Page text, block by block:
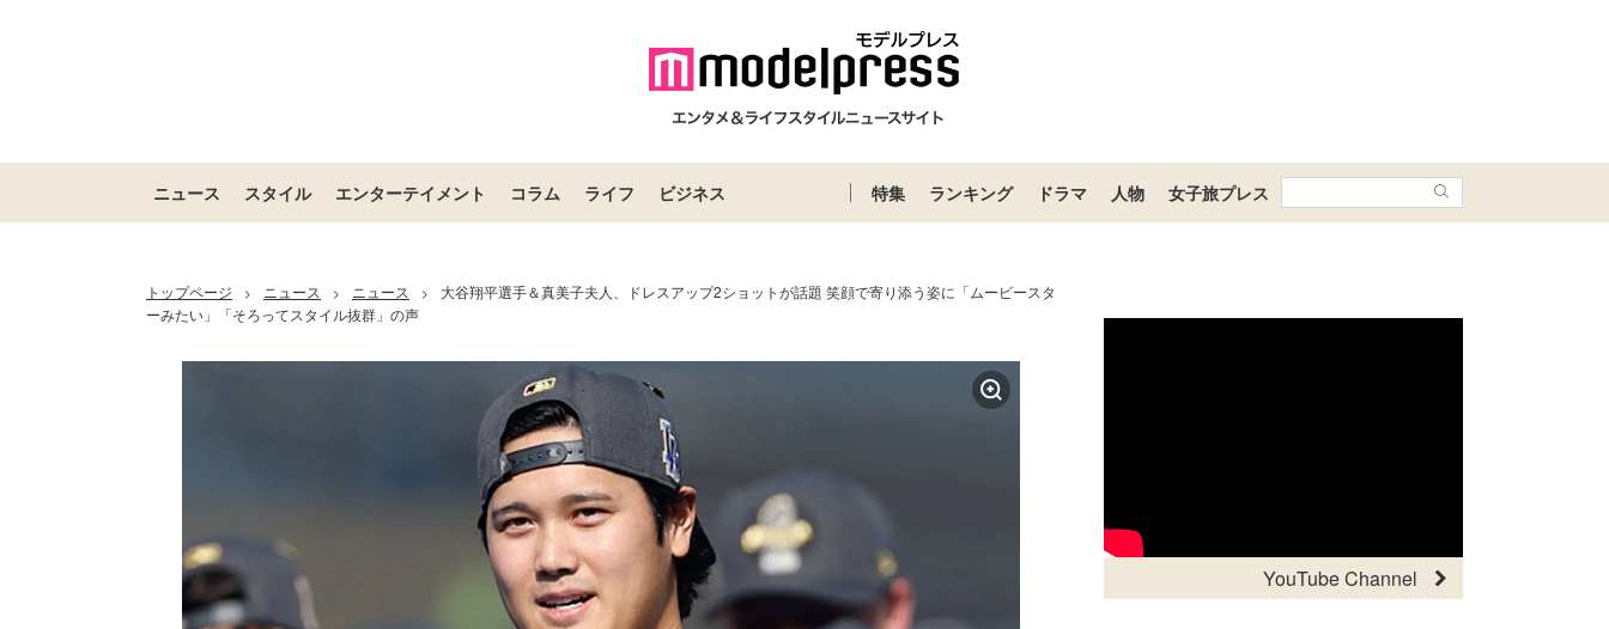
ニュース スタイル エンターテイメント コラム ライフ ビジネス 特集 ランキング ドラマ 人物 女子旅プレス
トップページ > ニュース > ニュース >
大谷翔平選手＆真美子夫人、ドレスアップ2ショットが話題 笑顔で寄り添う姿に「ムービースタ
ーみたい」「そろってスタイル抜群」の声
YouTube Channel